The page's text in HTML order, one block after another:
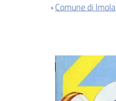
›Comune di Imola